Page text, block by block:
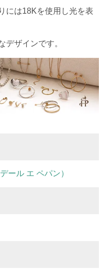
には18Kを使用し光を表
デザインです。
ール エ ペパン）